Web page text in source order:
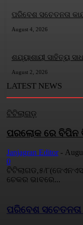
ପରିବେଶ ସଚେତନତା
August 4, 2026
ଶଯ୍ୟାଶାୟୀ ସାହିତ୍ୟ
August 2, 2026
LATEST NEWS
ଟିଟିଲାଗଡ଼
ପରଲୋକ ରେ ବିପିନ
Janjagran Editor -
0
ଟିଟିଲାଗଡ,୫/
ଚେକର ଭାବରେ...
ପରିବେଶ ସଚେତନତା